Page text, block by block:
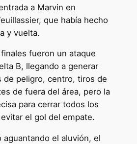
a Marvin en
que había hecho
y vuelta.
fueron un ataque
B, llegando a generar
de peligro, centro, tiros de
de fuera del área, pero la
para cerrar todos los
el gol del empate.
aguantando el aluvión, el